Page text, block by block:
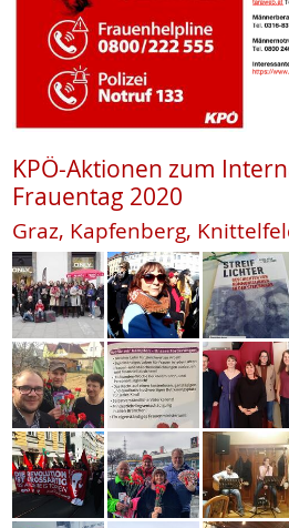
KPÖ-Aktionen zum
Frauentag 2020
Graz, Kapfenberg,